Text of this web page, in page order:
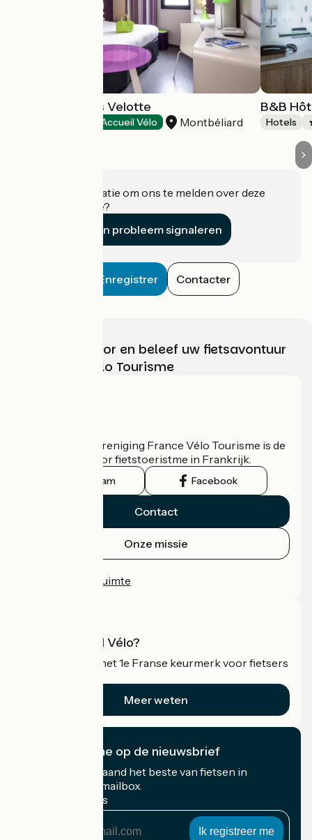
Hôtel Ibis Styles Velotte
Accueil Vélo Montbéliard
B&B
Hotels
Heeft u informatie om ons te melden over deze
accommodatie?
Een probleem signaleren
Enregistrer Contacter
Kies, bereid voor en beleef uw fietsavontuur
met France Vélo Tourisme
De nationale vereniging France Vélo Tourisme is de
officiële gids voor fietstoeristme in Frankrijk.
Instagram Facebook
Contact
Onze missie
Professionele ruimte
Wat is Accueil Vélo?
Accueil Vélo is het 1e Franse keurmerk voor fietsers
Meer weten
Ik abonneer me op de nieuwsbrief
Ontvang elke maand het beste van fietsen in
Frankrijk in uw mailbox.
Mijn e-mailadres